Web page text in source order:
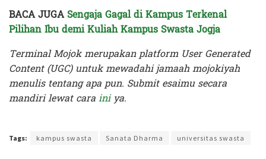
BACA JUGA Sengaja Gagal di Kampus Terkenal
Pilihan Ibu demi Kuliah Kampus Swasta Jogja
Terminal Mojok merupakan platform User Generated
Content (UGC) untuk mewadahi jamaah mojokiyah
menulis tentang apa pun. Submit esaimu secara
mandiri lewat carainiya.
Tags: kampus swasta Sanata Dharma universitas swasta